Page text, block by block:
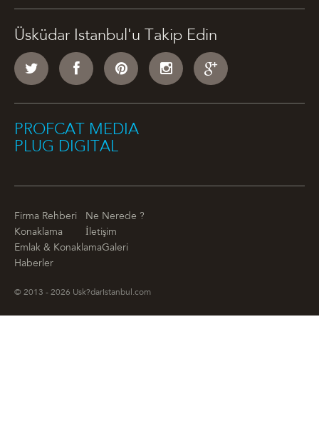
Üsküdar Istanbul'u Takip Edin
PROFCAT MEDIA
PLUG DIGITAL
Firma Rehberi
Ne Nerede ?
Konaklama
İletişim
Emlak & KonaklamaGaleri
Haberler
© 2013 - 2026 Usk?darIstanbul.com